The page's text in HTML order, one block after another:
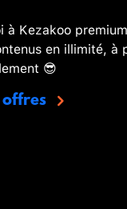
à Kezakoo
en illimité, à
😎
offres